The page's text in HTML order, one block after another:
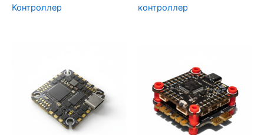
Контроллер
контроллер